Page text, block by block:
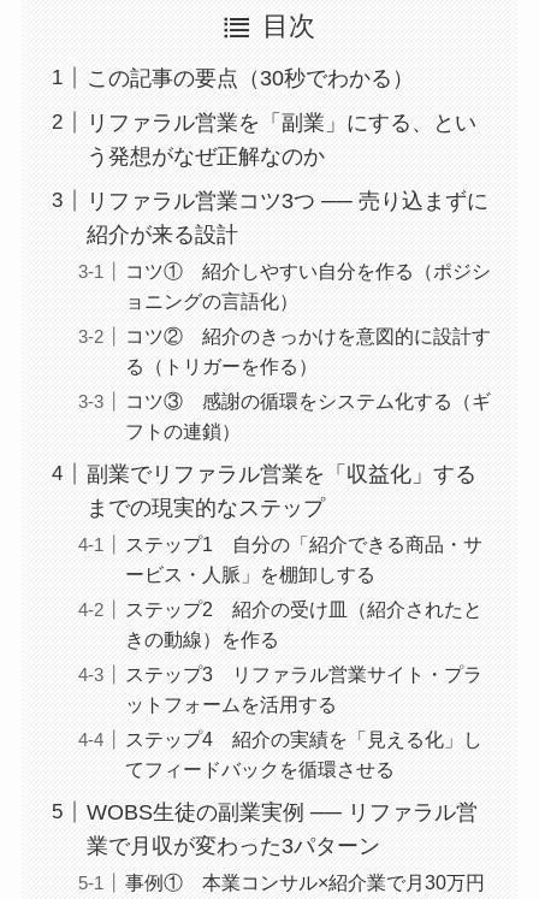
目次
この記事の要点（30秒でわかる）
リファラル営業を「副業」にする、とい
う発想がなぜ正解なのか
リファラル営業コツ3つ ── 売り込まずに
紹介が来る設計
コツ① 紹介しやすい自分を作る（ポジシ
ョニングの言語化）
コツ② 紹介のきっかけを意図的に設計す
る（トリガーを作る）
コツ③ 感謝の循環をシステム化する（ギ
フトの連鎖）
副業でリファラル営業を「収益化」する
までの現実的なステップ
ステップ1 自分の「紹介できる商品・サ
ービス・人脈」を棚卸しする
ステップ2 紹介の受け皿（紹介されたと
きの動線）を作る
ステップ3 リファラル営業サイト・プラ
ットフォームを活用する
ステップ4 紹介の実績を「見える化」し
てフィードバックを循環させる
WOBS生徒の副業実例 ── リファラル営
業で月収が変わった3パターン
事例① 本業コンサル×紹介業で月30万円